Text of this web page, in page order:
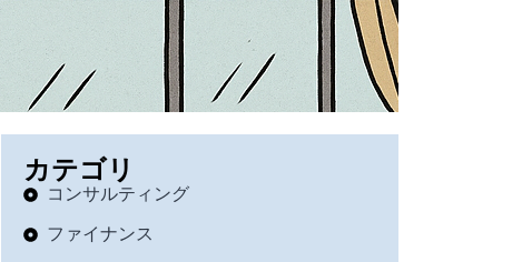
カテゴリ
コンサルティング
ファイナンス